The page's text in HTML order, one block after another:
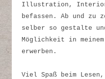
Illustration, Interior,
befassen. Ab und zu
selber so gestalte
Möglichkeit in
erwerben.
Viel Spaß beim Lesen,